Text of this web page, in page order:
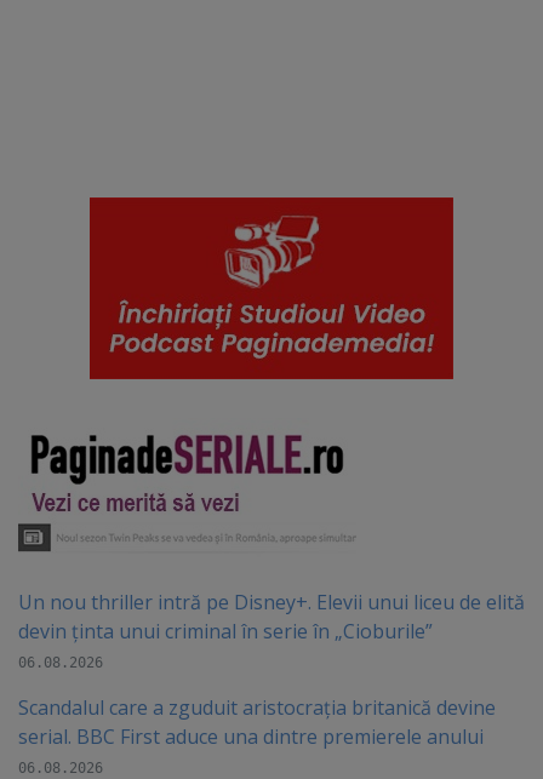
Un nou thriller intră pe Disney+. Elevii unui liceu de elită
devin ținta unui criminal în serie în „Cioburile”
06.08.2026
Scandalul care a zguduit aristocrația britanică devine
serial. BBC First aduce una dintre premierele anului
06.08.2026